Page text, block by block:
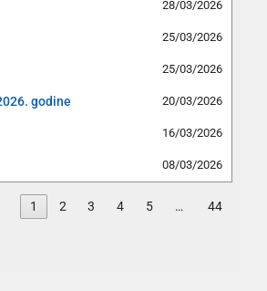
28/03/2026
25/03/2026
25/03/2026
godine 20/03/2026
16/03/2026
08/03/2026
1 2 3 4 5 … 44